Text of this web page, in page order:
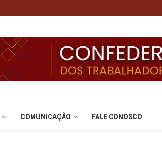
COMUNICAÇÃO FALE CONOSCO